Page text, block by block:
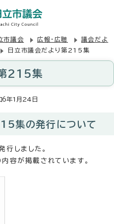
市議会 広報・広聴
議会だよ
日立市議会だより第215集
215集
年1月24日
集の発行について
しました。
容が掲載されています。